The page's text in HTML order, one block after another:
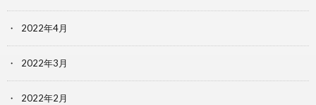
2022年4月
2022年3月
2022年2月